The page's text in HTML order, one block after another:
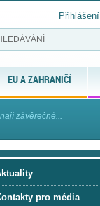
EU A ZAHRANIČÍ
Přihlášení
závěrečné...
pro média